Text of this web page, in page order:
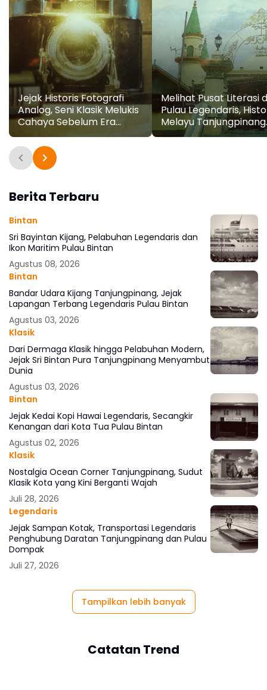
Jejak Historis Fotografi
Analog, Seni Klasik Melukis
Cahaya Sebelum Era
Digital
Melihat Pusat Literasi
Pulau Legendaris,
Melayu Tanjungpinang
Mendunia
Berita Terbaru
Bintan
Sri Bayintan Kijang, Pelabuhan Legendaris dan
Ikon Maritim Pulau Bintan
Agustus 08, 2026
Bintan
Bandar Udara Kijang Tanjungpinang, Jejak
Lapangan Terbang Legendaris Pulau Bintan
Agustus 03, 2026
Klasik
Dari Dermaga Klasik hingga Pelabuhan Modern,
Jejak Sri Bintan Pura Tanjungpinang Menyambut
Dunia
Agustus 03, 2026
Bintan
Jejak Kedai Kopi Hawai Legendaris, Secangkir
Kenangan dari Kota Tua Pulau Bintan
Agustus 02, 2026
Klasik
Nostalgia Ocean Corner Tanjungpinang, Sudut
Klasik Kota yang Kini Berganti Wajah
Juli 28, 2026
Legendaris
Jejak Sampan Kotak, Transportasi Legendaris
Penghubung Daratan Tanjungpinang dan Pulau
Dompak
Juli 27, 2026
Tampilkan lebih banyak
Catatan Trend